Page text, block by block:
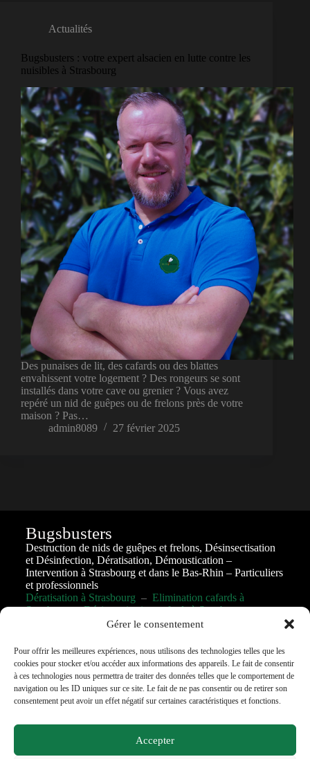
Gérer le consentement
Pour offrir les meilleures expériences, nous utilisons des technologies telles que les
cookies pour stocker et/ou accéder aux informations des appareils. Le fait de consentir
à ces technologies nous permettra de traiter des données telles que le comportement de
navigation ou les ID uniques sur ce site. Le fait de ne pas consentir ou de retirer son
consentement peut avoir un effet négatif sur certaines caractéristiques et fonctions.
Accepter
Actualités
Bugsbusters : votre expert alsacien en lutte contre les
nuisibles à Strasbourg
Des punaises de lit, des cafards ou des blattes
envahissent votre logement ? Des rongeurs se sont
installés dans votre cave ou grenier ? Vous avez
repéré un nid de guêpes ou de frelons près de votre
maison ? Pas…
admin8089
27 février 2025
Bugsbusters
Destruction de nids de guêpes et frelons, Désinsectisation
et Désinfection, Dératisation, Démoustication –
Intervention à Strasbourg et dans le Bas-Rhin – Particuliers
et professionnels
Dératisation à Strasbourg – Elimination cafards à
Strasbourg–Désinsectisation cafards à Strasbourg
Téléphone:07 60 36 06 87
Horaire: 24h/24; 7jr/7